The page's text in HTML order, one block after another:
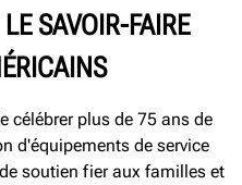
SAVOIR-FAIRE
célébrer plus de 75 ans de
d'équipements de service
soutien fier aux familles et